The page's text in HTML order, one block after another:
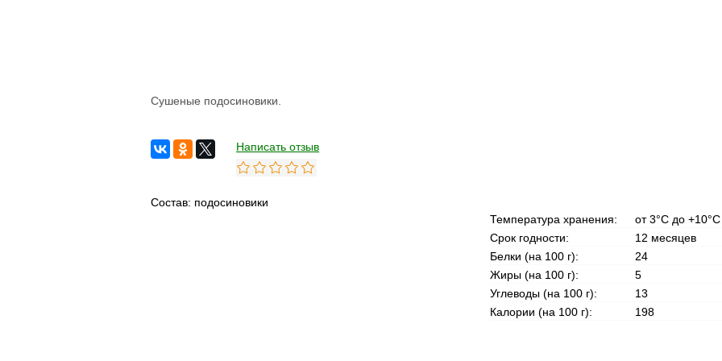
Сушеные подосиновики.
Написать отзыв
Состав: подосиновики
Температура хранения:
от 3°С до +10°С
Срок годности:
12 месяцев
Белки (на 100 г):
24
Жиры (на 100 г):
5
Углеводы (на 100 г):
13
Калории (на 100 г):
198